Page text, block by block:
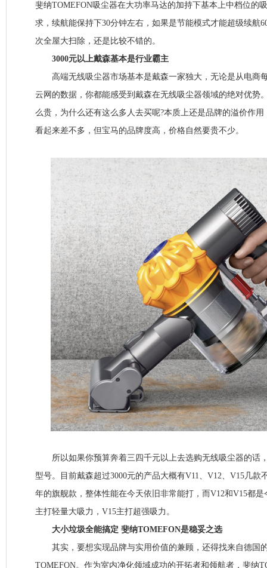
斐纳TOMEFON吸尘器在大功率马达的加持下基本上中档位的
求，续航能保持下30分钟左右，如果是节能模式才能超级续航
次全屋大扫除，还是比较不错的。
3000元以上戴森基本是行业霸主
高端无线吸尘器市场基本是戴森一家独大，无论是从电商
云网的数据，你都能感受到戴森在无线吸尘器领域的绝对优势
么贵，为什么还有这么多人去买呢?本质上还是品牌的溢价作
看起来差不多，但宝马的品牌度高，价格自然要贵不少。
所以如果你预算奔着三四千元以上去选购无线吸尘器的话
型号。目前戴森超过3000元的产品大概有V11、V12、V15几款
年的旗舰款，整体性能在今天依旧非常能打，而V12和V15都
主打轻量大吸力，V15主打超强吸力。
大小垃圾全能搞定 斐纳TOMEFON是稳妥之选
其实，要想实现品牌与实用价值的兼顾，还得找来自德国
TOMEFON。作为室内净化领域成功的开拓者和领航者，斐纳